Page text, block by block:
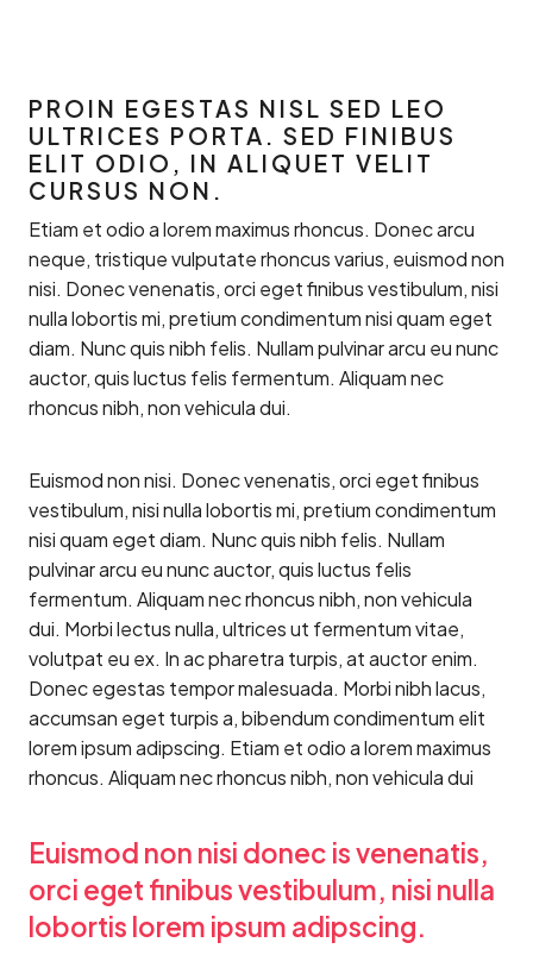
PROIN EGESTAS NISL SED LEO
ULTRICES PORTA. SED FINIBUS
ELIT ODIO, IN ALIQUET VELIT
CURSUS NON.
Etiam et odio a lorem maximus rhoncus. Donec arcu
neque, tristique vulputate rhoncus varius, euismod non
nisi. Donec venenatis, orci eget finibus vestibulum, nisi
nulla lobortis mi, pretium condimentum nisi quam eget
diam. Nunc quis nibh felis. Nullam pulvinar arcu eu nunc
auctor, quis luctus felis fermentum. Aliquam nec
rhoncus nibh, non vehicula dui.
Euismod non nisi. Donec venenatis, orci eget finibus
vestibulum, nisi nulla lobortis mi, pretium condimentum
nisi quam eget diam. Nunc quis nibh felis. Nullam
pulvinar arcu eu nunc auctor, quis luctus felis
fermentum. Aliquam nec rhoncus nibh, non vehicula
dui. Morbi lectus nulla, ultrices ut fermentum vitae,
volutpat eu ex. In ac pharetra turpis, at auctor enim.
Donec egestas tempor malesuada. Morbi nibh lacus,
accumsan eget turpis a, bibendum condimentum elit
lorem ipsum adipscing. Etiam et odio a lorem maximus
rhoncus. Aliquam nec rhoncus nibh, non vehicula dui
Euismod non nisi donec is venenatis,
orci eget finibus vestibulum, nisi nulla
lobortis lorem ipsum adipscing.